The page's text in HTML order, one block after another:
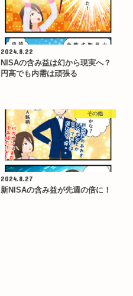
2024.8.22
NISAの含み益は幻から現実へ？
円高でも内需は頑張る
その他
2024.8.27
新NISAの含み益が先週の倍に！